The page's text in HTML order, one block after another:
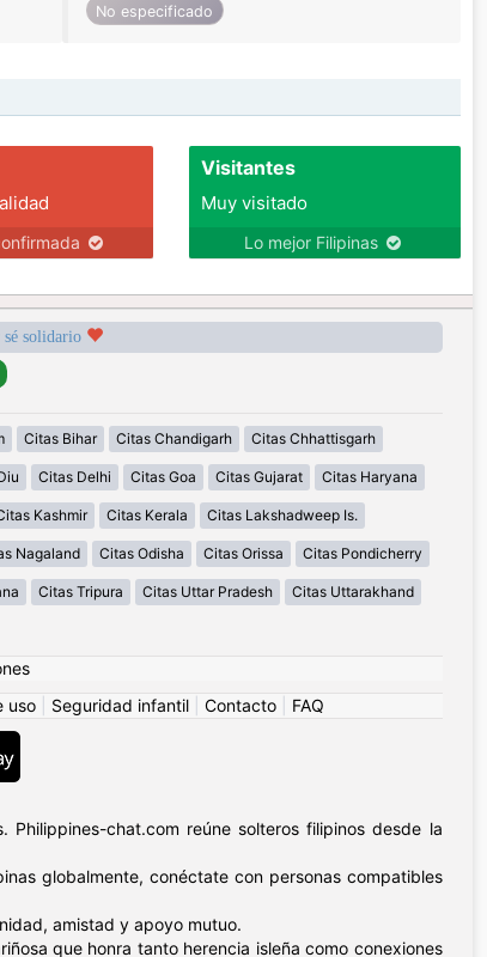
No especificado
Visitantes
Muy visitado
Lo mejor Filipinas
solidario
Citas Bihar Citas Chandigarh Citas Chhattisgarh
Citas Delhi Citas Goa Citas Gujarat Citas Haryana
Kashmir Citas Kerala Citas Lakshadweep Is.
Nagaland Citas Odisha Citas Orissa Citas Pondicherry
Citas Tripura Citas Uttar Pradesh Citas Uttarakhand
uso Seguridad infantil Contacto FAQ
Philippines-chat.com reúne solteros filipinos desde la
globalmente, conéctate con personas compatibles
amistad y apoyo mutuo.
que honra tanto herencia isleña como conexiones